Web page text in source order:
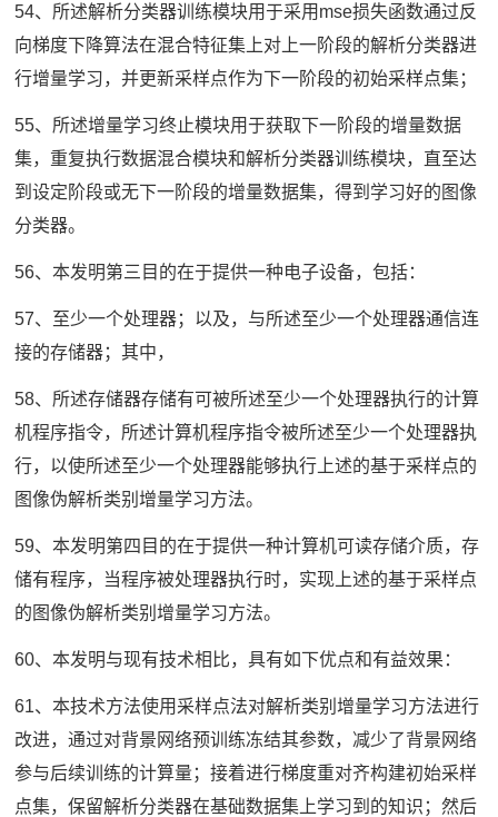
54、所述解析分类器训练模块用于采用mse损失函数通过反
向梯度下降算法在混合特征集上对上一阶段的解析分类器进
行增量学习，并更新采样点作为下一阶段的初始采样点集；
55、所述增量学习终止模块用于获取下一阶段的增量数据
集，重复执行数据混合模块和解析分类器训练模块，直至达
到设定阶段或无下一阶段的增量数据集，得到学习好的图像
分类器。
56、本发明第三目的在于提供一种电子设备，包括：
57、至少一个处理器；以及，与所述至少一个处理器通信连
接的存储器；其中，
58、所述存储器存储有可被所述至少一个处理器执行的计算
机程序指令，所述计算机程序指令被所述至少一个处理器执
行，以使所述至少一个处理器能够执行上述的基于采样点的
图像伪解析类别增量学习方法。
59、本发明第四目的在于提供一种计算机可读存储介质，存
储有程序，当程序被处理器执行时，实现上述的基于采样点
的图像伪解析类别增量学习方法。
60、本发明与现有技术相比，具有如下优点和有益效果：
61、本技术方法使用采样点法对解析类别增量学习方法进行
改进，通过对背景网络预训练冻结其参数，减少了背景网络
参与后续训练的计算量；接着进行梯度重对齐构建初始采样
点集，保留解析分类器在基础数据集上学习到的知识；然后